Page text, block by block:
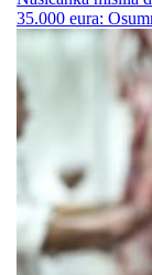
35.000 eura: